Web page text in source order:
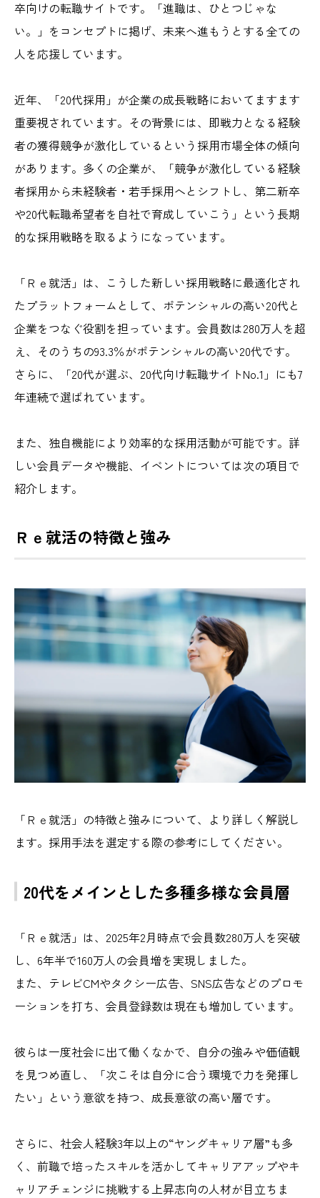
卒向けの転職サイトです。「進職は、ひとつじゃな
い。」をコンセプトに掲げ、未来へ進もうとする全ての
人を応援しています。
近年、「20代採用」が企業の成長戦略においてますます
重要視されています。その背景には、即戦力となる経験
者の獲得競争が激化しているという採用市場全体の傾向
があります。 多くの企業が、「競争が激化している経験
者採用から未経験者・若手採用へとシフトし、第二新卒
や20代転職希望者を自社で育成していこう」という長期
的な採用戦略を取るようになっています。
「Ｒｅ就活」は、こうした新しい採用戦略に最適化され
たプラットフォームとして、ポテンシャルの高い20代と
企業をつなぐ役割を担っています。 会員数は280万人を超
え、そのうちの93.3％がポテンシャルの高い20代です。
さらに、「20代が選ぶ、20代向け転職サイトNo.1」にも7
年連続で選ばれています。
また、独自機能により効率的な採用活動が可能です。詳
しい会員データや機能、イベントについては次の項目で
紹介します。
Ｒｅ就活の特徴と強み
「Ｒｅ就活」の特徴と強みについて、より詳しく解説し
ます。採用手法を選定する際の参考にしてください。
20代をメインとした多種多様な会員層
「Ｒｅ就活」は、2025年2月時点で会員数280万人を突破
し、6年半で160万人の会員増を実現しました。
また、テレビCMやタクシー広告、SNS広告などのプロモ
ーションを打ち、 会員登録数は現在も増加しています。
彼らは一度社会に出て働くなかで、自分の強みや価値観
を見つめ直し、「次こそは自分に合う環境で力を発揮し
たい」という意欲を持つ、成長意欲の高い層です。
さらに、社会人経験3年以上の“ヤングキャリア層”も多
く、前職で培ったスキルを活かしてキャリアアップやキ
ャリアチェンジに挑戦する上昇志向の人材が目立ちま